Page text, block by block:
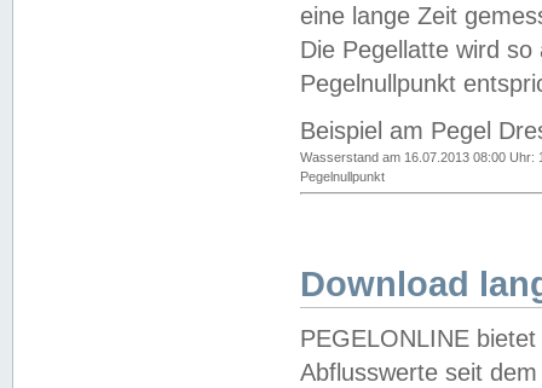
eine lange Zeit
Die Pegellatte wird
Pegelnullpunkt
Beispiel am Pegel
Wasserstand am 16.07.2013 08:00 Uhr:
Pegelnullpunkt
Download
PEGELONLINE
Abflusswerte seit